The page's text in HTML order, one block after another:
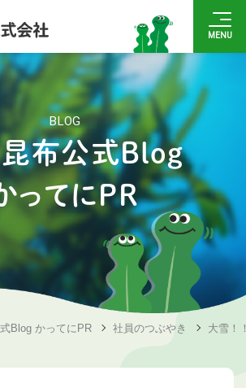
BLOG
昆布公式Blog
ってにPR
Blog かってにPR 社員のつぶやき 大雪！